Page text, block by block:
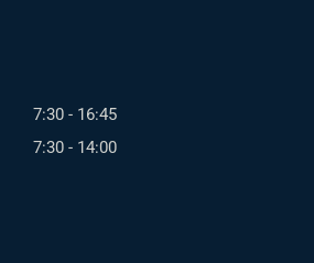
7:30 - 16:45
7:30 - 14:00